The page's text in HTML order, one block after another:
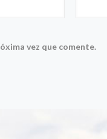
vez que comente.